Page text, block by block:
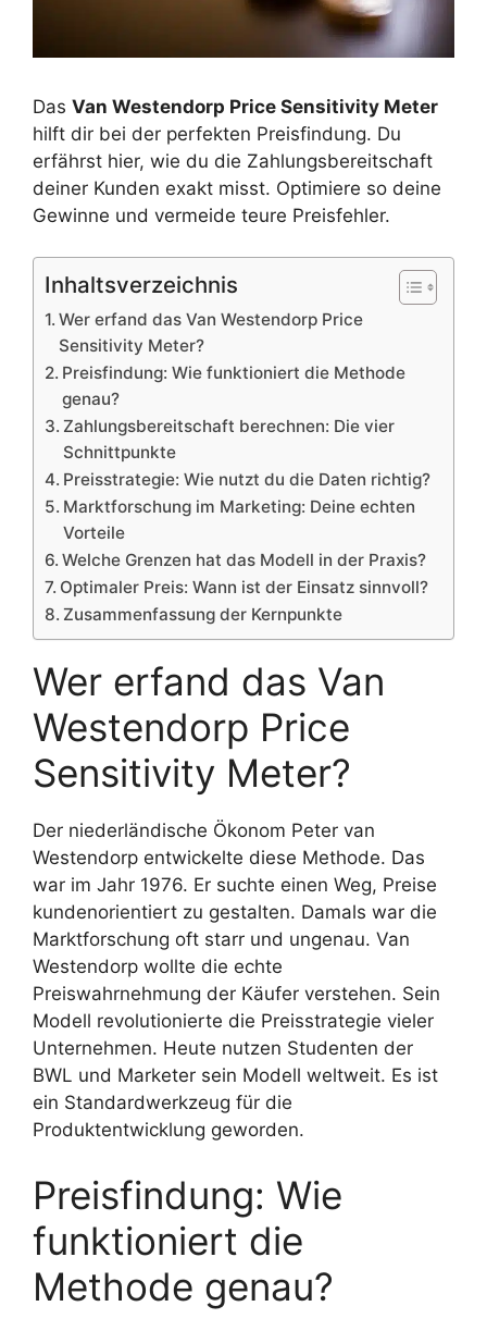
Das Van Westendorp Price Sensitivity Meter
hilft dir bei der perfekten Preisfindung. Du
erfährst hier, wie du die Zahlungsbereitschaft
deiner Kunden exakt misst. Optimiere so deine
Gewinne und vermeide teure Preisfehler.
Inhaltsverzeichnis
Wer erfand das Van Westendorp Price
Sensitivity Meter?
Preisfindung: Wie funktioniert die Methode
genau?
Zahlungsbereitschaft berechnen: Die vier
Schnittpunkte
Preisstrategie: Wie nutzt du die Daten richtig?
Marktforschung im Marketing: Deine echten
Vorteile
Welche Grenzen hat das Modell in der Praxis?
Optimaler Preis: Wann ist der Einsatz sinnvoll?
Zusammenfassung der Kernpunkte
Wer erfand das Van
Westendorp Price
Sensitivity Meter?
Der niederländische Ökonom Peter van
Westendorp entwickelte diese Methode. Das
war im Jahr 1976. Er suchte einen Weg, Preise
kundenorientiert zu gestalten. Damals war die
Marktforschung oft starr und ungenau. Van
Westendorp wollte die echte
Preiswahrnehmung der Käufer verstehen. Sein
Modell revolutionierte die Preisstrategie vieler
Unternehmen. Heute nutzen Studenten der
BWL und Marketer sein Modell weltweit. Es ist
ein Standardwerkzeug für die
Produktentwicklung geworden.
Preisfindung: Wie
funktioniert die
Methode genau?